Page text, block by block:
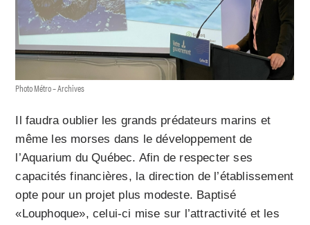
Photo Métro – Archives
Il faudra oublier les grands prédateurs marins et
même les morses dans le développement de
l’Aquarium du Québec. Afin de respecter ses
capacités financières, la direction de l’établissement
opte pour un projet plus modeste. Baptisé
«Louphoque», celui-ci mise sur l’attractivité et les